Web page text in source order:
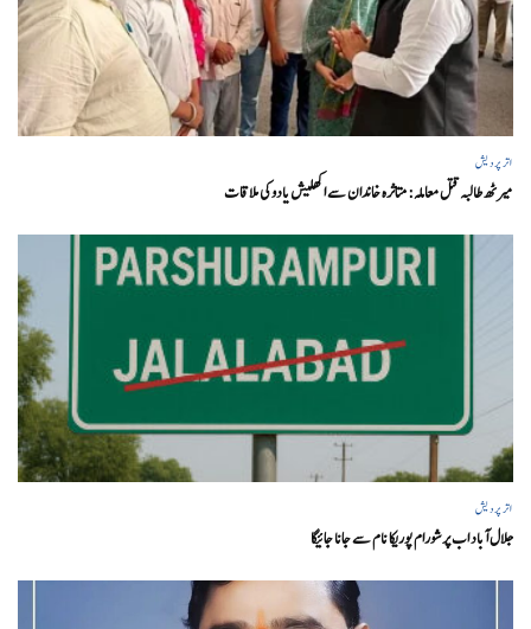
اتر پردیش
میرٹھ طالبہ قتل معاملہ: متاثرہ خاندان سے اکھلیش یادوکی ملاقات
اتر پردیش
جلال آباد اب پرشورام پوریکا نام سے جانا جائیگا